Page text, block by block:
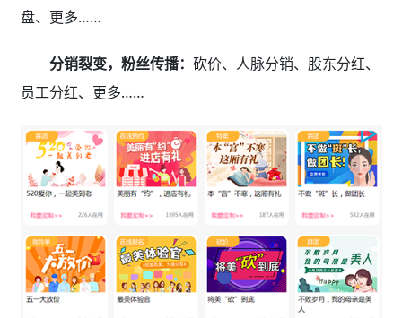
盘、更多……
分销裂变，粉丝传播： 砍价、人脉分销、股东分红、
员工分红、更多……